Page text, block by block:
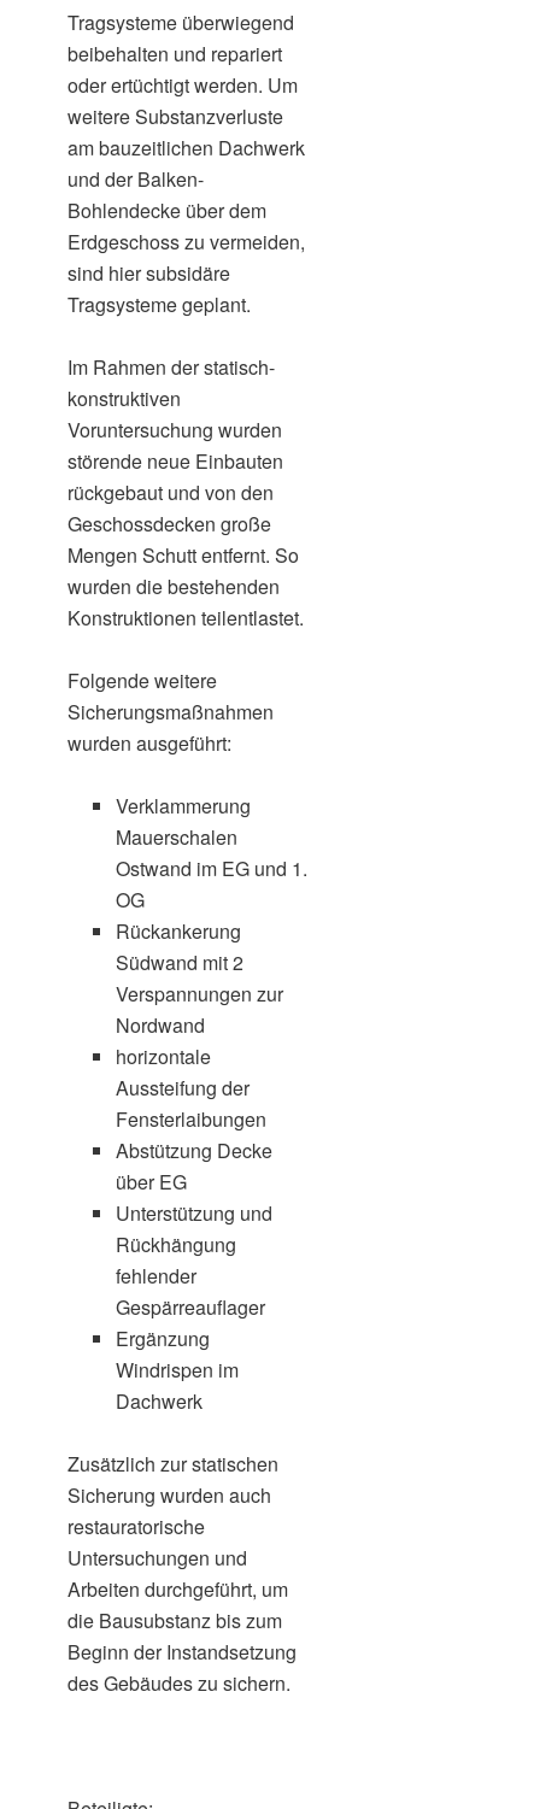
Tragsysteme überwiegend
beibehalten und repariert
oder ertüchtigt werden. Um
weitere Substanzverluste
am bauzeitlichen Dachwerk
und der Balken-
Bohlendecke über dem
Erdgeschoss zu vermeiden,
sind hier subsidäre
Tragsysteme geplant.
Im Rahmen der statisch-
konstruktiven
Voruntersuchung wurden
störende neue Einbauten
rückgebaut und von den
Geschossdecken große
Mengen Schutt entfernt. So
wurden die bestehenden
Konstruktionen teilentlastet.
Folgende weitere
Sicherungsmaßnahmen
wurden ausgeführt:
Verklammerung
Mauerschalen
Ostwand im EG und 1.
OG
Rückankerung
Südwand mit 2
Verspannungen zur
Nordwand
horizontale
Aussteifung der
Fensterlaibungen
Abstützung Decke
über EG
Unterstützung und
Rückhängung
fehlender
Gespärreauflager
Ergänzung
Windrispen im
Dachwerk
Zusätzlich zur statischen
Sicherung wurden auch
restauratorische
Untersuchungen und
Arbeiten durchgeführt, um
die Bausubstanz bis zum
Beginn der Instandsetzung
des Gebäudes zu sichern.